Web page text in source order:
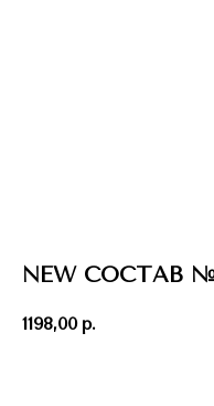
NEW СОСТАВ
1198,00 р.